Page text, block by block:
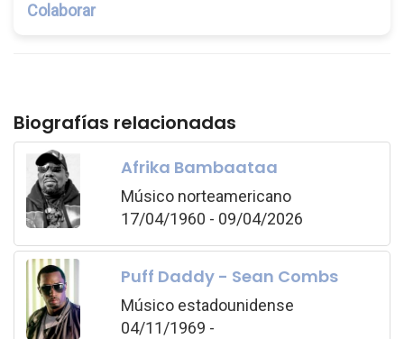
Colaborar
Biografías relacionadas
Afrika Bambaataa
Músico norteamericano
17/04/1960 - 09/04/2026
Puff Daddy - Sean Combs
Músico estadounidense
04/11/1969 -